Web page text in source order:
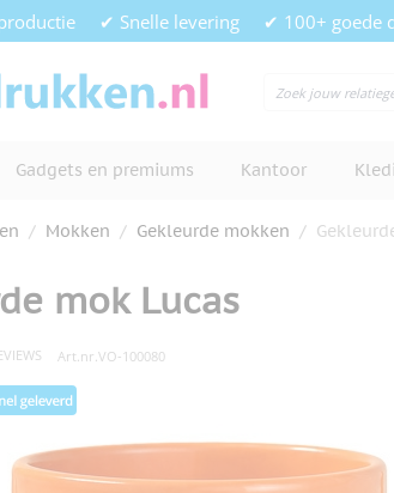
✔ Snelle levering ✔ 100+ goede
Gadgets en premiums Kantoor
/ Mokken / Gekleurde mokken /
mok Lucas
Art.nr.VO-100080
om afbeelding op volledig scherm te
image